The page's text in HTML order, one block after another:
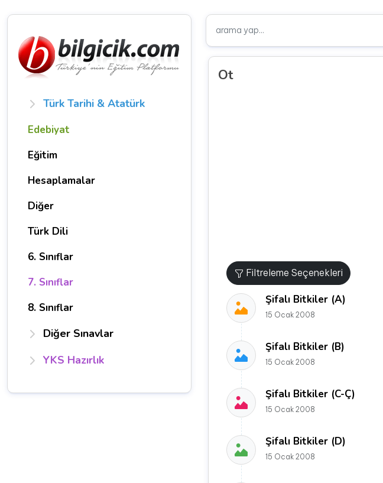
Türk Tarihi & Atatürk
Edebiyat
Eğitim
Hesaplamalar
Diğer
Türk Dili
6. Sınıflar
7. Sınıflar
8. Sınıflar
Diğer Sınavlar
YKS Hazırlık
Ot
Filtreleme Seçenekleri
Şifalı Bitkiler (A)
15 Ocak 2008
Şifalı Bitkiler (B)
15 Ocak 2008
Şifalı Bitkiler (C-Ç)
15 Ocak 2008
Şifalı Bitkiler (D)
15 Ocak 2008